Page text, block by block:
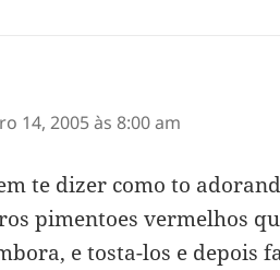
14, 2005 às 8:00 am
te dizer como to
pimentoes vermelhos
e tosta-los e depois